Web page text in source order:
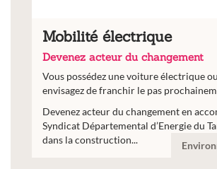
Mobilité électrique
Devenez acteur du changement
Vous possédez une voiture électrique
envisagez de franchir le pas
Devenez acteur du changement en
Syndicat Départemental d’Energie du
dans la construction...